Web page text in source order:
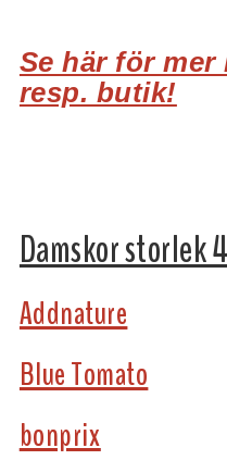
Se här för
resp. butik!
Damskor storlek
Addnature
Blue Tomato
bonprix